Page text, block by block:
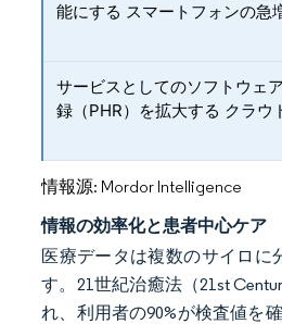
能にする スマートフォンの急
サービスとしてのソフトウェ
録（PHR）を拡大する クラウ
情報源: Mordor Intelligence
情報の効率化と患者中心ケア
医療データは複数のサイロに
す。21世紀治癒法（21st
れ、利用者の90%が検査値を